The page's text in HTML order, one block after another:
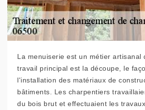
La menuiserie est un métier artisanal
travail principal est la découpe, le
l'installation des matériaux de
bâtiments. Les charpentiers
du bois brut et effectuaient les